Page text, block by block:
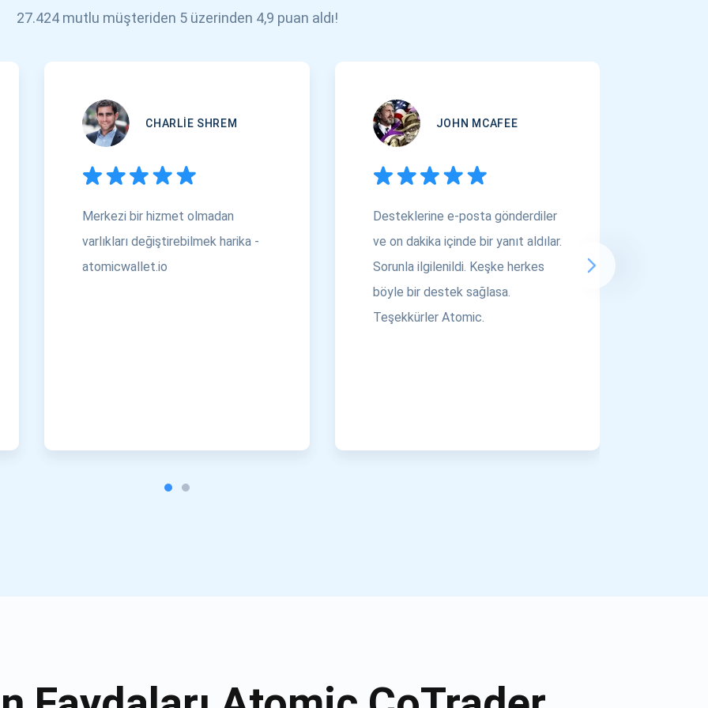
27.424 mutlu müşteriden 5 üzerinden 4,9 puan aldı!
CHARLIE SHREM
Merkezi bir hizmet olmadan
varlıkları değiştirebilmek harika -
atomicwallet.io
JOHN MCAFEE
Desteklerine e-posta gönderdiler
ve on dakika içinde bir yanıt aldılar.
Sorunla ilgilenildi. Keşke herkes
böyle bir destek sağlasa.
Teşekkürler Atomic.